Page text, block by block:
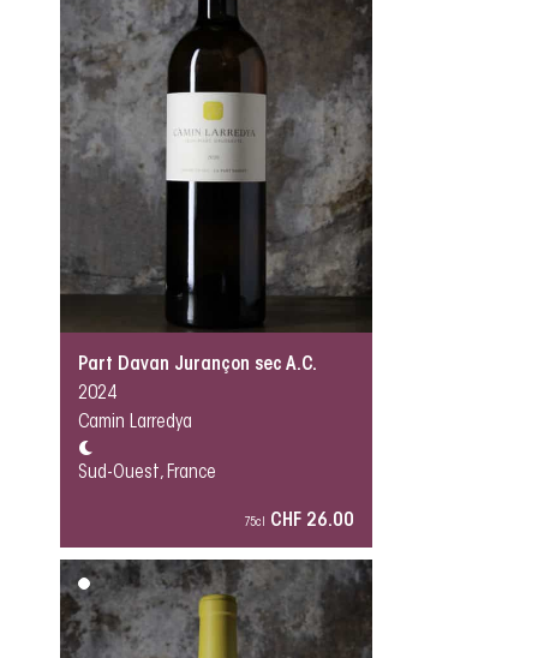
Part Davan Jurançon sec A.C.
2024
Camin Larredya
Sud-Ouest, France
75cl CHF 26.00